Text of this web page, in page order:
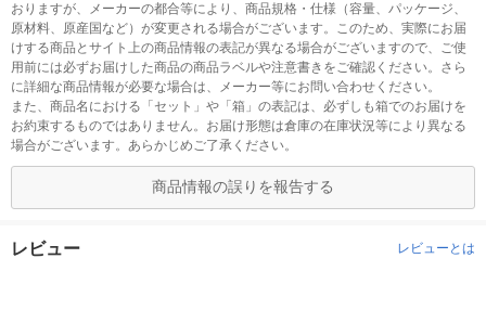
おりますが、メーカーの都合等により、商品規格・仕様（容量、パッケージ、
原材料、原産国など）が変更される場合がございます。このため、実際にお届
けする商品とサイト上の商品情報の表記が異なる場合がございますので、ご使
用前には必ずお届けした商品の商品ラベルや注意書きをご確認ください。さら
に詳細な商品情報が必要な場合は、メーカー等にお問い合わせください。
また、商品名における「セット」や「箱」の表記は、必ずしも箱でのお届けを
お約束するものではありません。お届け形態は倉庫の在庫状況等により異なる
場合がございます。あらかじめご了承ください。
商品情報の誤りを報告する
レビュー レビューとは